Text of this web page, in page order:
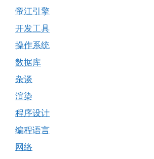
帝江引擎
开发工具
操作系统
数据库
杂谈
渲染
程序设计
编程语言
网络